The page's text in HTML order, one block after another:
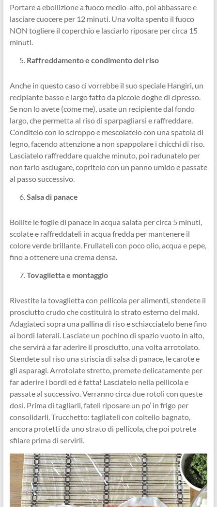
Portare a ebollizione a fuoco medio-alto, poi abbassare e
lasciare cuocere per 12 minuti. Una volta spento il fuoco
NON togliere il coperchio e lasciarlo riposare per circa 15
minuti.
Raffreddamento e condimento del riso
Anche in questo caso ci vorrebbe il suo speciale Hangiri, un
recipiante basso e largo fatto da piccole doghe di cipresso.
Se non lo avete (come me), usate un recipiente dal fondo
largo, che permetta al riso di sparpagliarsi e raffreddare.
Conditelo con lo sciroppo e mescolatelo con una spatola di
legno, facendo attenzione a non spappolare i chicchi di riso.
Lasciatelo raffreddare qualche minuto, poi radunatelo per
non farlo asciugare, copritelo con un panno umido e passate
al passo successivo.
Salsa di panace
Bollite le foglie di panace in acqua salata per circa 5 minuti,
scolate e raffreddateli in acqua fredda per mantenere il
colore verde brillante. Frullateli con poco olio, acqua e pepe,
fino a ottenere una crema densa.
Tovaglietta e montaggio
Rivestite la tovaglietta con pellicola per alimenti, stendete il
prosciutto crudo che costituirà lo strato esterno dei maki.
Adagiateci sopra una pallina di riso e schiacciatelo bene fino
ai bordi laterali. Lasciate un pochino di spazio vuoto in alto,
che servirà a far aderire il prosciutto, una volta arrotolato.
Stendete sul riso una striscia di salsa di panace, le carote e
gli asparagi. Arrotolate stretto, premete delicatamente per
far aderire i bordi ed è fatta! Lasciatelo nella pellicola e
passate al successivo. Verranno circa due rotoli con queste
dosi. Prima di tagliarli, fateli riposare un po’ in frigo per
consolidarli. Trucchetto: tagliateli con coltello bagnato,
ancora protetti da uno strato di pellicola, che poi potrete
sfilare prima di servirli.